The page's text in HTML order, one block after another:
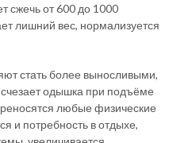
сжечь от 600 до 1000
лишний вес, нормализуется
стать более выносливыми,
одышка при подъёме
любые физические
и потребность в отдыхе,